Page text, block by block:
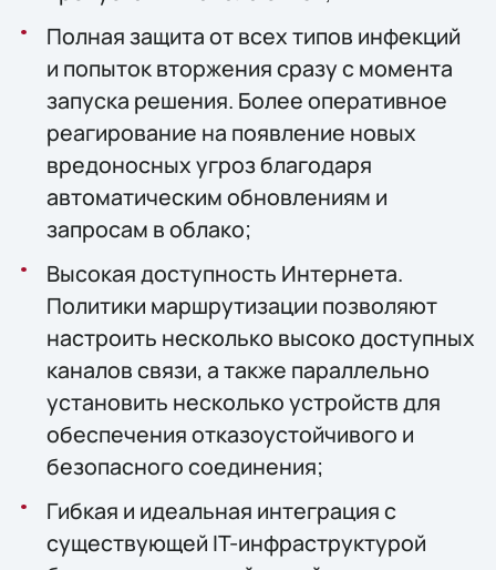
Полная защита от всех типов инфекций
и попыток вторжения сразу с момента
запуска решения. Более оперативное
реагирование на появление новых
вредоносных угроз благодаря
автоматическим обновлениям и
запросам в облако;
Высокая доступность Интернета.
Политики маршрутизации позволяют
настроить несколько высоко доступных
каналов связи, а также параллельно
установить несколько устройств для
обеспечения отказоустойчивого и
безопасного соединения;
Гибкая и идеальная интеграция с
существующей IT-инфраструктурой